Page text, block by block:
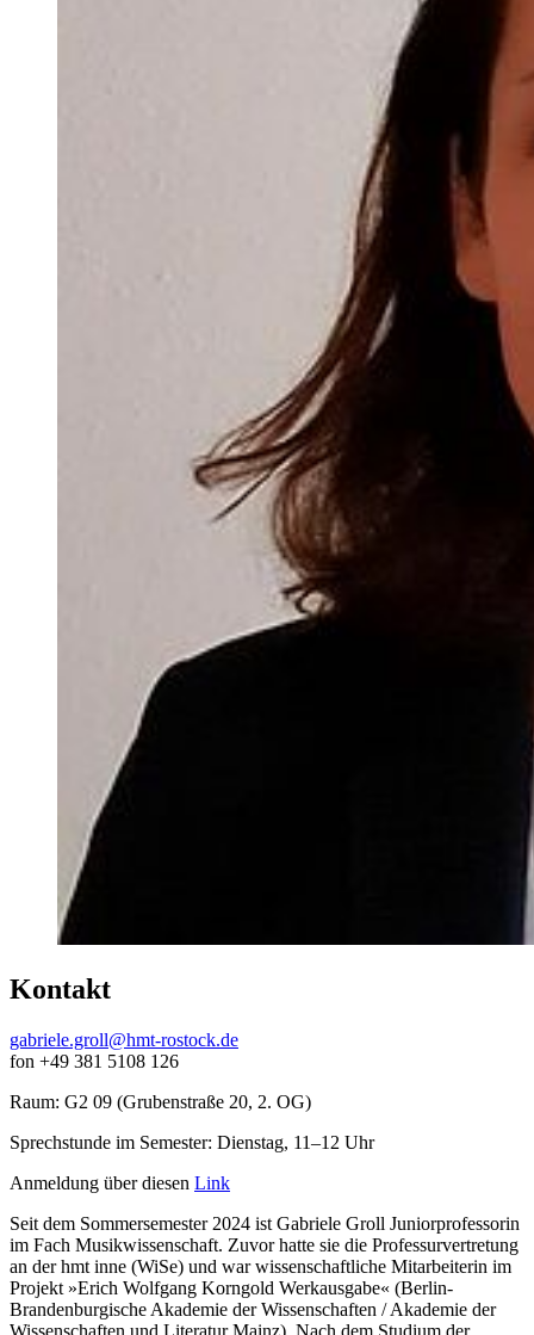
Kontakt
gabriele.groll@hmt-rostock.de
fon +49 381 5108 126
Raum: G2 09 (Grubenstraße 20, 2. OG)
Sprechstunde im Semester: Dienstag, 11–12 Uhr
Anmeldung über diesen Link
Seit dem Sommersemester 2024 ist Gabriele Groll Juniorprofessorin
im Fach Musikwissenschaft. Zuvor hatte sie die Professurvertretung
an der hmt inne (WiSe) und war wissenschaftliche Mitarbeiterin im
Projekt »Erich Wolfgang Korngold Werkausgabe« (Berlin-
Brandenburgische Akademie der Wissenschaften / Akademie der